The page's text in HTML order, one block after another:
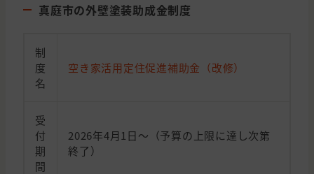
真庭市の外壁塗装助成金制度
制
度
名
空き家活用定住促進補助金（改修）
受
付
期
間
2026年4月1日～（予算の上限に達し次第
終了）